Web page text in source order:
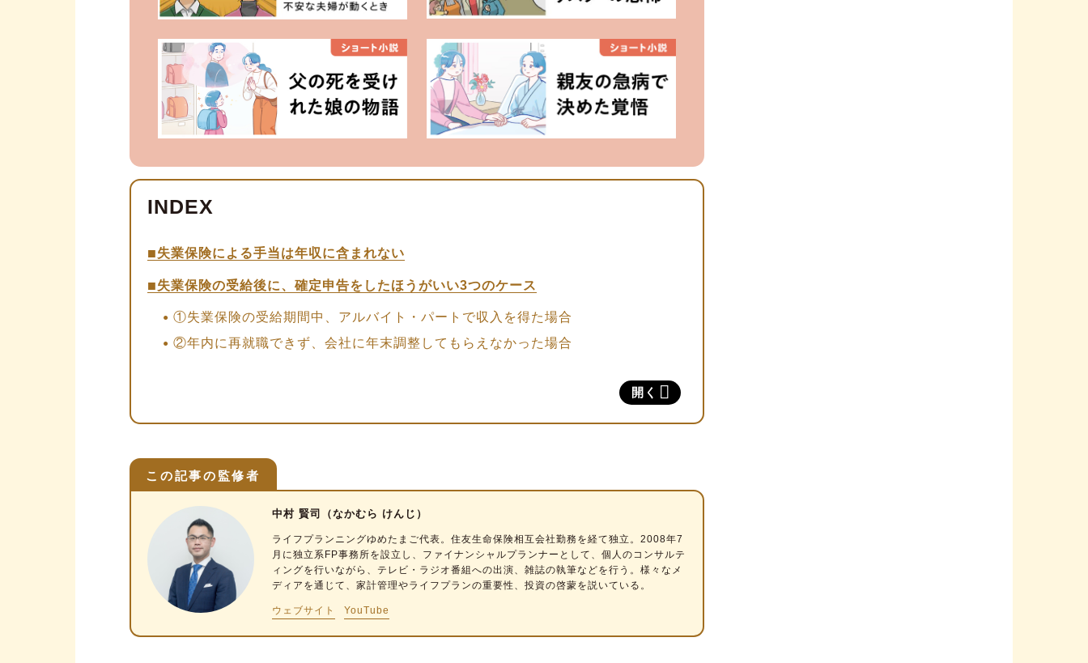
開く
失業保険による手当は年収に含まれない
失業保険の受給後に、確定申告をしたほうがいい3つのケース
①失業保険の受給期間中、アルバイト・パートで収入を得た場合
②年内に再就職できず、会社に年末調整してもらえなかった場合
「社会保険上の扶養」に入れる条件は、年収130万円未満
失業保険を受給しながら、扶養に入る2つのメリット
①配偶者控除により、税金の優遇が受けられる
②被扶養者は、国民健康保険・国民年金を払わなくてもいい
失業保険を受給しながら、扶養に入る時の2つの注意点
①社会保険上の扶養は、失業保険も収入に含まれる
②不正受給が発覚すると罰則が適用される
この記事の監修者
中村 賢司（なかむら けんじ）
ライフプランニングゆめたまご代表。住友生命保険相互会社勤務を経て独立。2008年7
月に独立系FP事務所を設立し、 ファイナンシャルプランナー として、個人のコンサルテ
ィングを行いながら、テレビ・ラジオ番組への出演、雑誌の執筆などを行う。様々なメ
ディアを通じて、家計管理やライフプランの重要性、投資の啓蒙を説いている。
ウェブサイト YouTube